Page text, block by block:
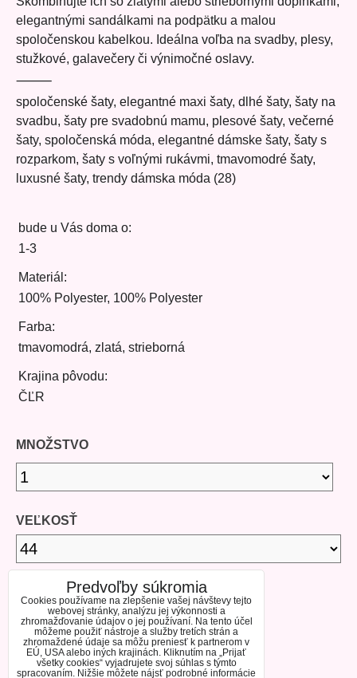
elegantnými sandálkami na podpätku a malou
spoločenskou kabelkou. Ideálna voľba na svadby, plesy,
stužkové, galavečery či výnimočné oslavy.
⸻
spoločenské šaty, elegantné maxi šaty, dlhé šaty, šaty na
svadbu, šaty pre svadobnú mamu, plesové šaty, večerné
šaty, spoločenská móda, elegantné dámske šaty, šaty s
rozparkom, šaty s voľnými rukávmi, tmavomodré šaty,
luxusné šaty, trendy dámska móda (28)
bude u Vás doma o:
1-3
Materiál:
100% Polyester, 100% Polyester
Farba:
tmavomodrá, zlatá, strieborná
Krajina pôvodu:
ČĽR
MNOŽSTVO
VEĽKOSŤ
DOSTUPNOSŤ
SKLADOM
Predvoľby súkromia
Cookies používame na zlepšenie vašej návštevy tejto
webovej stránky, analýzu jej výkonnosti a
zhromažďovanie údajov o jej používaní. Na tento účel
môžeme použiť nástroje a služby tretích strán a
zhromaždené údaje sa môžu preniesť k partnerom v
EÚ, USA alebo iných krajinách. Kliknutím na „Prijať
všetky cookies“ vyjadrujete svoj súhlas s týmto
spracovaním. Nižšie môžete nájsť podrobné informácie